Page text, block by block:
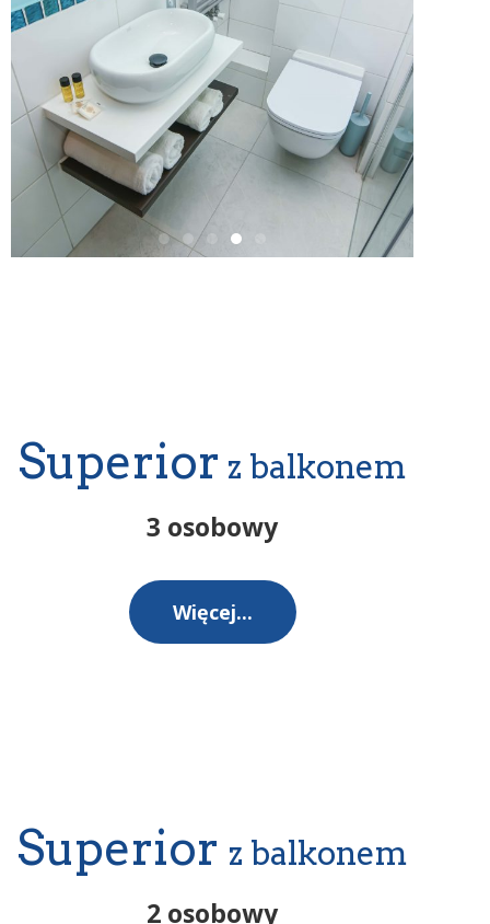
Superior z balkonem
3 osobowy
Więcej...
Superior z balkonem
2 osobowy